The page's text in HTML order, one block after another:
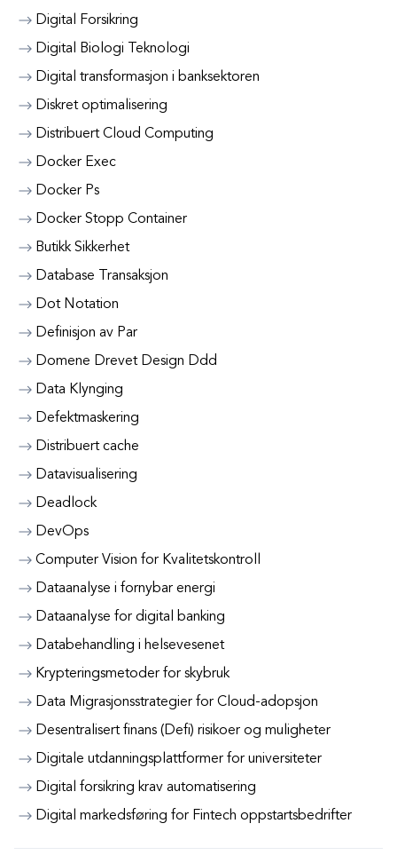
Digital Forsikring
Digital Biologi Teknologi
Digital transformasjon i banksektoren
Diskret optimalisering
Distribuert Cloud Computing
Docker Exec
Docker Ps
Docker Stopp Container
Butikk Sikkerhet
Database Transaksjon
Dot Notation
Definisjon av Par
Domene Drevet Design Ddd
Data Klynging
Defektmaskering
Distribuert cache
Datavisualisering
Deadlock
DevOps
Computer Vision for Kvalitetskontroll
Dataanalyse i fornybar energi
Dataanalyse for digital banking
Databehandling i helsevesenet
Krypteringsmetoder for skybruk
Data Migrasjonsstrategier for Cloud-adopsjon
Desentralisert finans (Defi) risikoer og muligheter
Digitale utdanningsplattformer for universiteter
Digital forsikring krav automatisering
Digital markedsføring for Fintech oppstartsbedrifter